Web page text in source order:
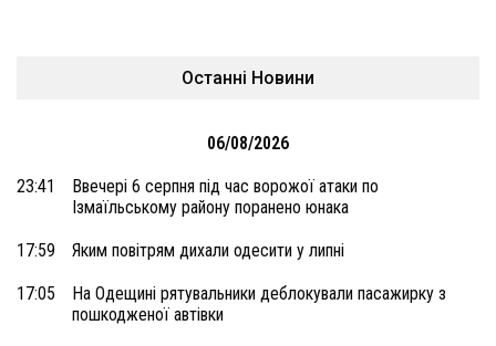
Останні Новини
06/08/2026
23:41
Ввечері 6 серпня під час ворожої атаки по
Ізмаїльському району поранено юнака
17:59 Яким повітрям дихали одесити у липні
17:05
На Одещині рятувальники деблокували пасажирку з
пошкодженої автівки